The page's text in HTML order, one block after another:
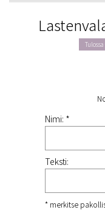
Nimi: *
Teksti:
* merkitse